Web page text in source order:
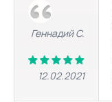
Геннадий С.
12.02.2021